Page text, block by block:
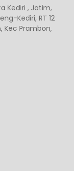
Kediri , Jatim,
Kediri, RT 12
Kec Prambon,